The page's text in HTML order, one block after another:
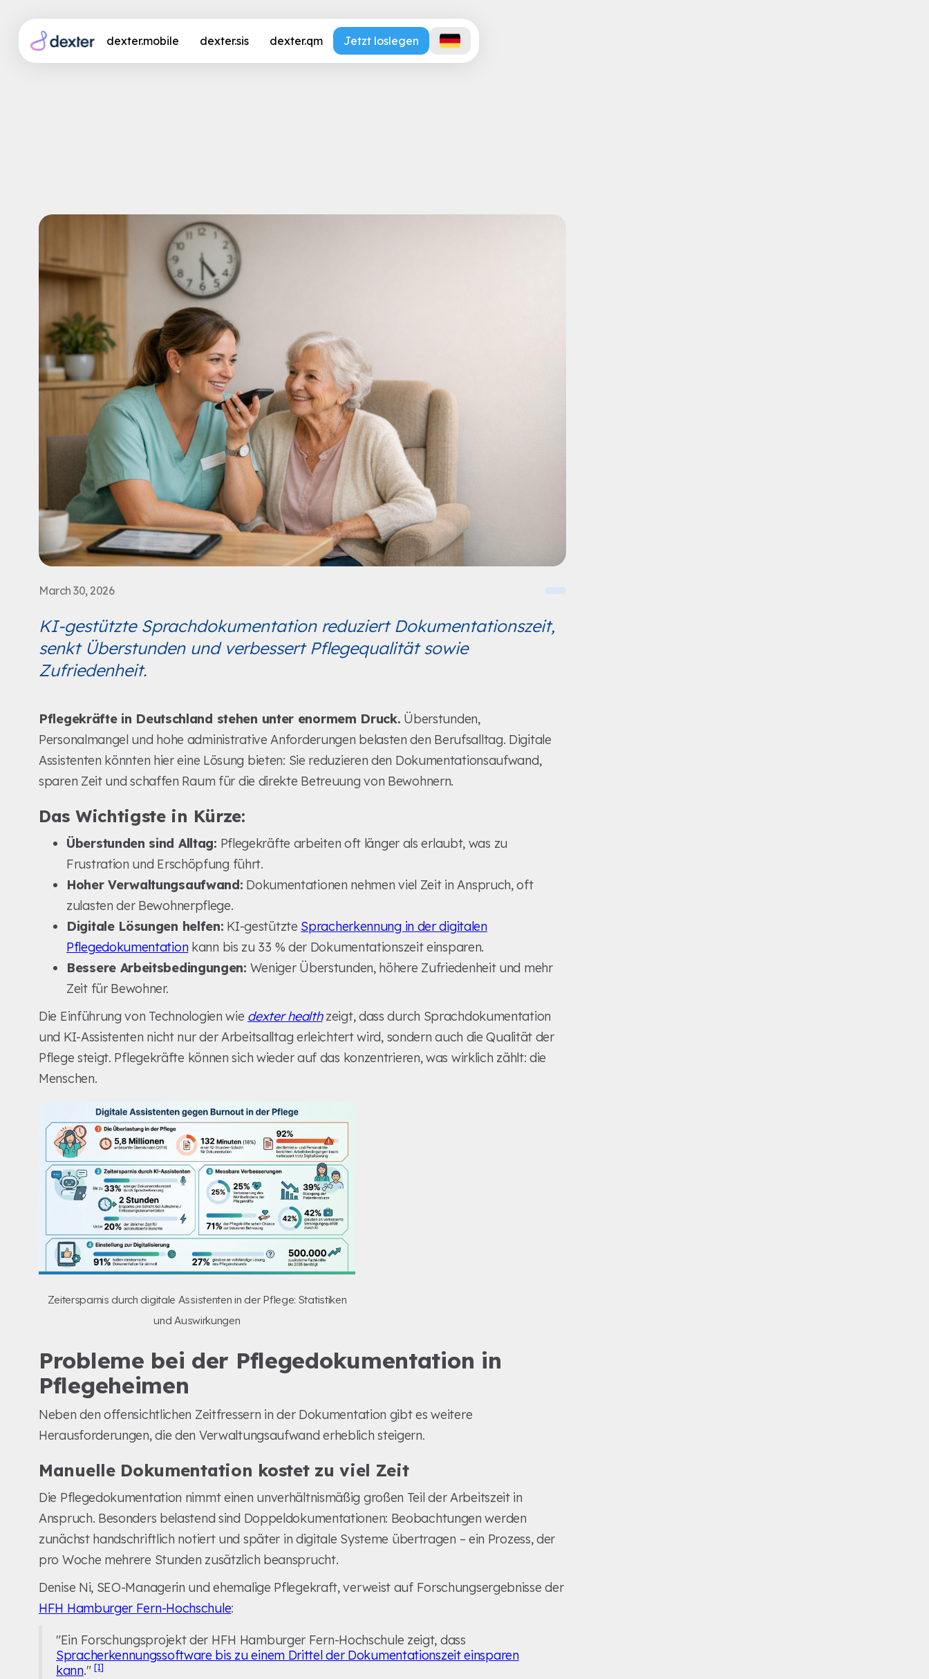
dexter.mobile dexter.sis dexter.qm Jetzt loslegen
March 30, 2026
KI-gestützte Sprachdokumentation reduziert Dokumentationszeit,
senkt Überstunden und verbessert Pflegequalität sowie
Zufriedenheit.
Pflegekräfte in Deutschland stehen unter enormem Druck. Überstunden,
Personalmangel und hohe administrative Anforderungen belasten den Berufsalltag. Digitale
Assistenten könnten hier eine Lösung bieten: Sie reduzieren den Dokumentationsaufwand,
sparen Zeit und schaffen Raum für die direkte Betreuung von Bewohnern.
Das Wichtigste in Kürze:
Überstunden sind Alltag: Pflegekräfte arbeiten oft länger als erlaubt, was zu
Frustration und Erschöpfung führt.
Hoher Verwaltungsaufwand: Dokumentationen nehmen viel Zeit in Anspruch, oft
zulasten der Bewohnerpflege.
Digitale Lösungen helfen: KI-gestützte Spracherkennung in der digitalen
Pflegedokumentation kann bis zu 33 % der Dokumentationszeit einsparen.
Bessere Arbeitsbedingungen: Weniger Überstunden, höhere Zufriedenheit und mehr
Zeit für Bewohner.
Die Einführung von Technologien wie dexter healthzeigt, dass durch Sprachdokumentation
und KI-Assistenten nicht nur der Arbeitsalltag erleichtert wird, sondern auch die Qualität der
Pflege steigt. Pflegekräfte können sich wieder auf das konzentrieren, was wirklich zählt: die
Menschen.
Zeitersparnis durch digitale Assistenten in der Pflege: Statistiken
und Auswirkungen
Probleme bei der Pflegedokumentation in
Pflegeheimen
Neben den offensichtlichen Zeitfressern in der Dokumentation gibt es weitere
Herausforderungen, die den Verwaltungsaufwand erheblich steigern.
Manuelle Dokumentation kostet zu viel Zeit
Die Pflegedokumentation nimmt einen unverhältnismäßig großen Teil der Arbeitszeit in
Anspruch. Besonders belastend sind Doppeldokumentationen: Beobachtungen werden
zunächst handschriftlich notiert und später in digitale Systeme übertragen – ein Prozess, der
pro Woche mehrere Stunden zusätzlich beansprucht.
Denise Ni, SEO-Managerin und ehemalige Pflegekraft, verweist auf Forschungsergebnisse der
HFH Hamburger Fern-Hochschule:
"Ein Forschungsprojekt der HFH Hamburger Fern-Hochschule zeigt, dass
Spracherkennungssoftware bis zu einem Drittel der Dokumentationszeit einsparen
kann." [1]